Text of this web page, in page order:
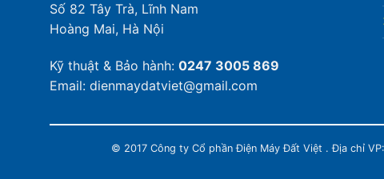
Số 82 Tây Trà, Lĩnh Nam
Hoàng Mai, Hà Nội
Kỹ thuật & Bảo hành: 0247 3005 869
Email: dienmaydatviet@gmail.com
© 2017 Công ty Cổ phần Điện Máy Đất Việt . Địa chỉ